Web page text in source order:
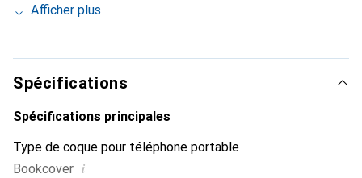
essentiel de votre smartphone. Reconnaît
marque Noreve est un choix sûr pour une clientèle
exigeante.
Afficher plus
Spécifications
Spécifications principales
Type de coque pour téléphone portable
Bookcover i